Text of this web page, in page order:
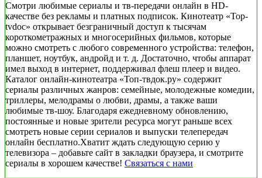
Смотри любимые сериалы и тв-передачи онлайн в HD-
качестве без рекламы и платных подписок. Кинотеатр «Top-
tvdoc» открывает безграничный доступ к тысячам
короткометражных и многосерийных фильмов, которые
можно смотреть с любого современного устройства: телефон,
планшет, ноутбук, андройд и т. д. Достаточно, чтобы аппарат
имел выход в интернет, поддерживал флеш плеер и видео.
Каталог онлайн-кинотеатра «Топ-твдок.ру» содержит
сериалы различных жанров: семейные, молодежные комедии,
триллеры, мелодрамы о любви, драмы, а также ваши
любимые тв-шоу. Благодаря ежедневному обновлению,
постоянные и новые зрители ресурса могут раньше всех
смотреть новые серии сериалов и выпуски телепередач
онлайн бесплатно.Хватит ждать следующую серию у
телевизора – добавьте сайт в закладки браузера, и смотрите
сериалы в хорошем качестве! Связаться с нами